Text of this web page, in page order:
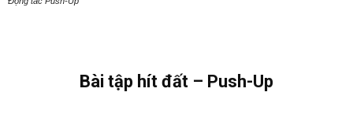
Bài tập hít đất – Push-Up